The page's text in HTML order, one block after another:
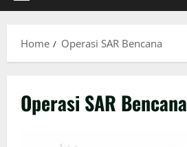
Home Operasi SAR Bencana
Operasi SAR Bencana